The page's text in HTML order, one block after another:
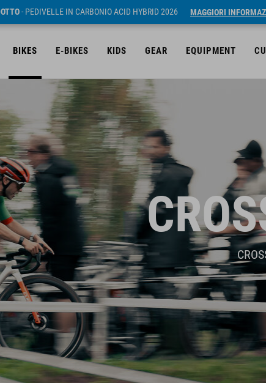
- PEDIVELLE IN CARBONIO ACID HYBRID 2026 MAGGIORI
BIKES E-BIKES KIDS GEAR EQUIPMENT